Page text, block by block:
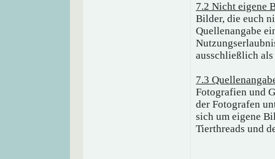
7.2 Nicht eigene
Bilder, die euch
Quellenangabe
ausschließlich
7.3
Fotografien und
der Fotografen
sich um eigene
Tierthreads und